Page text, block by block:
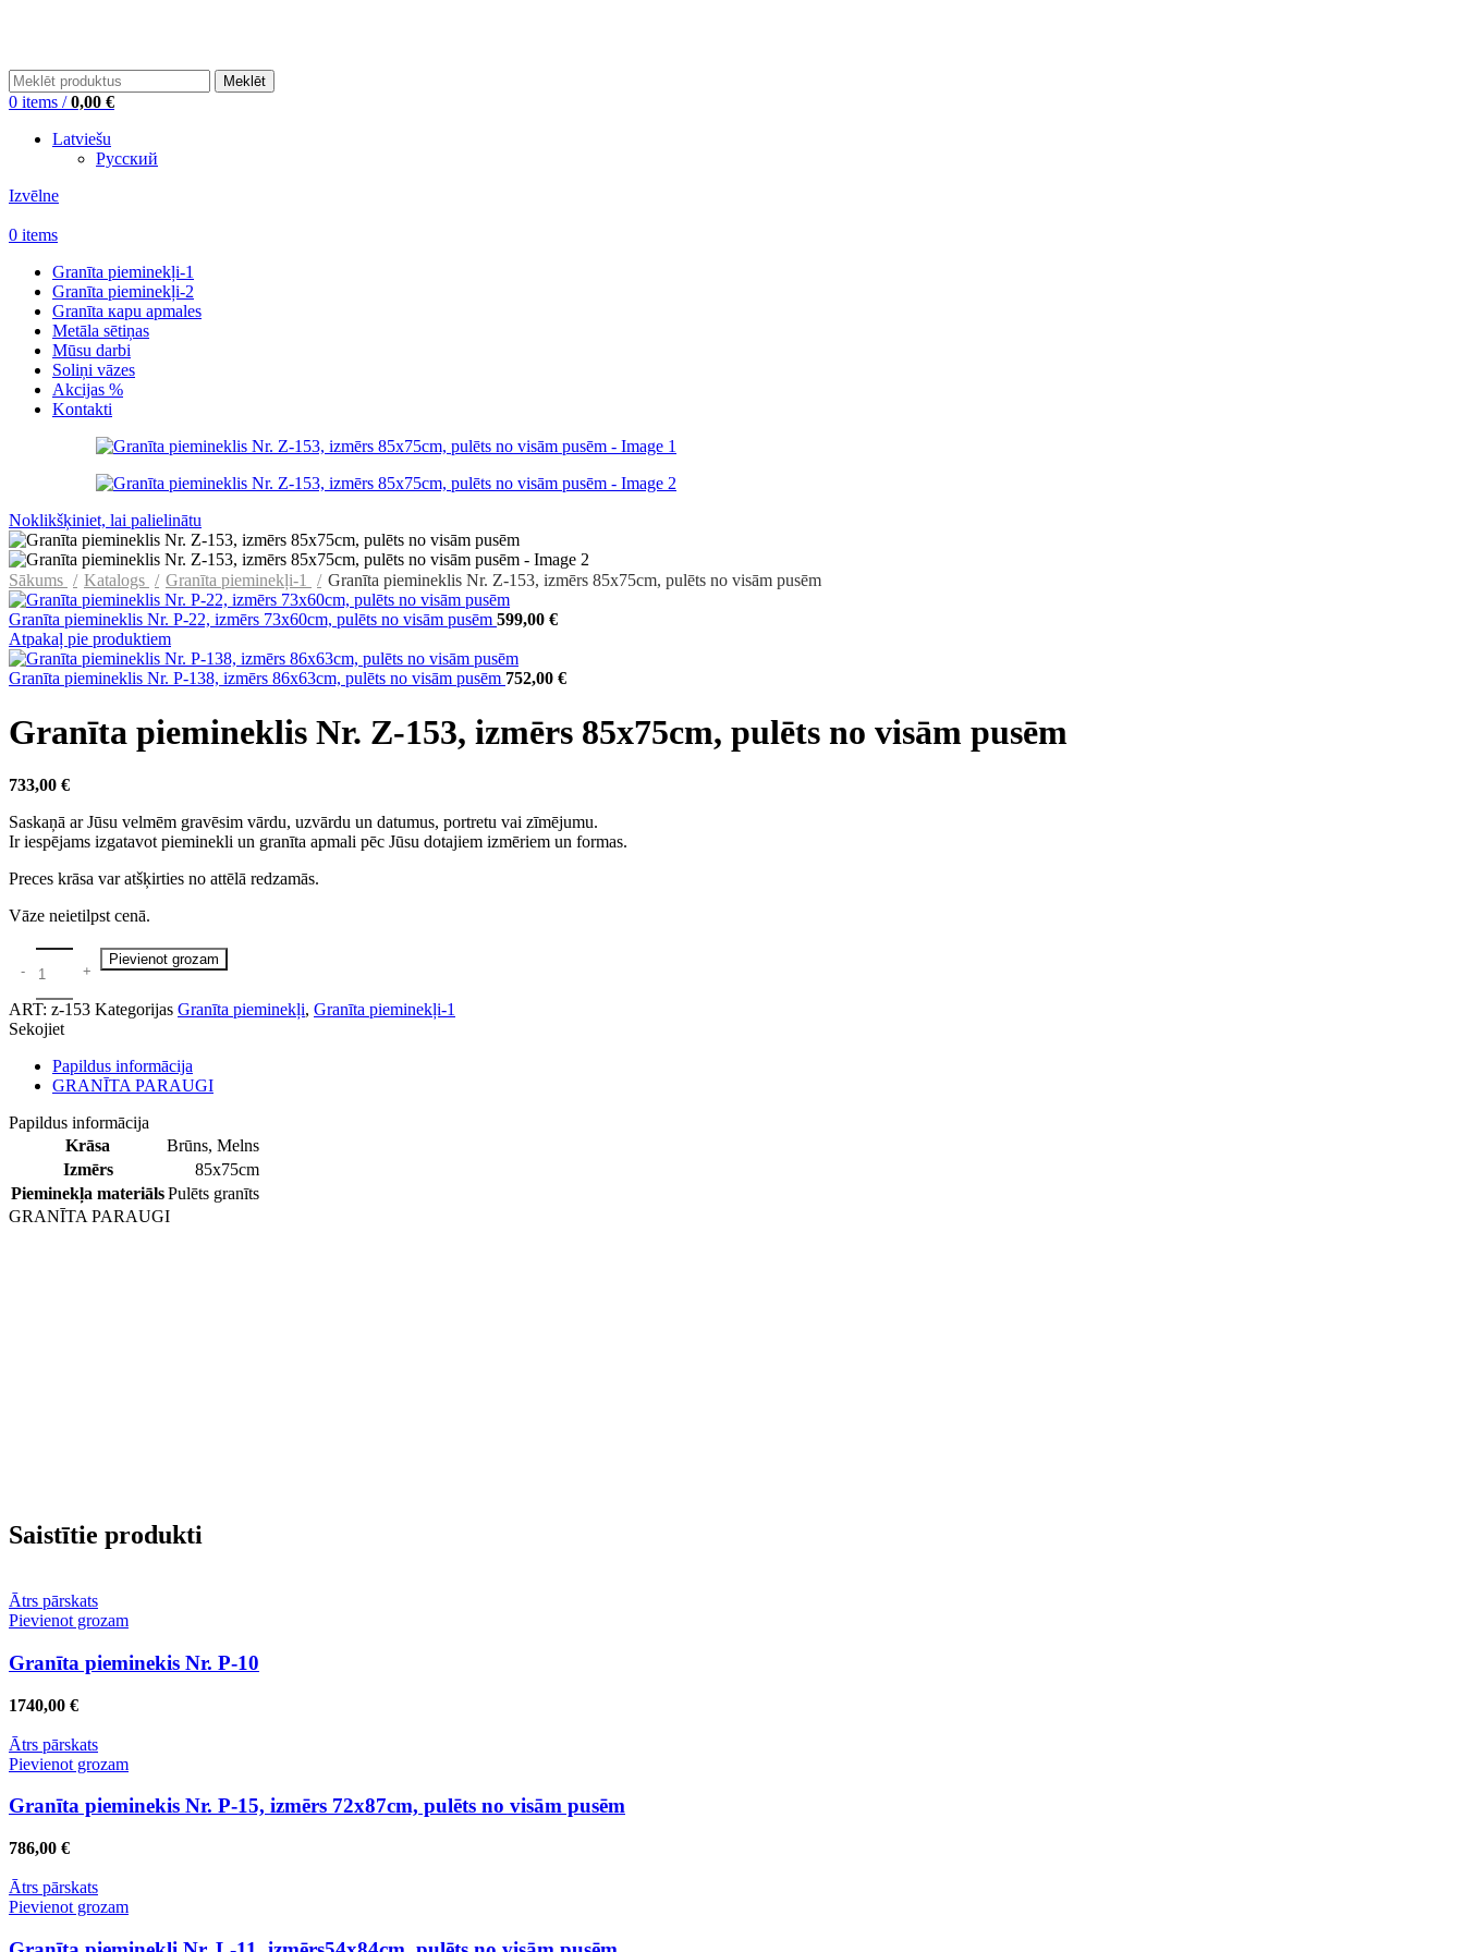
Meklēt
0 items / 0,00 €
Latviešu
Русский
Izvēlne
0 items
Granīta pieminekļi-1
Granīta pieminekļi-2
Granīta кapu apmales
Metāla sētiņas
Mūsu darbi
Soliņi vāzes
Akcijas %
Kontakti
Noklikšķiniet, lai palielinātu
Sākums Katalogs Granīta pieminekļi-1 Granīta piemineklis Nr. Z-153, izmērs 85x75cm, pulēts no visām pusēm
Granīta piemineklis Nr. P-22, izmērs 73x60cm, pulēts no visām pusēm 599,00 €
Atpakaļ pie produktiem
Granīta piemineklis Nr. P-138, izmērs 86x63cm, pulēts no visām pusēm 752,00 €
Granīta piemineklis Nr. Z-153, izmērs 85x75cm, pulēts no visām pusēm
733,00 €
Saskaņā ar Jūsu velmēm gravēsim vārdu, uzvārdu un datumus, portretu vai zīmējumu.
Ir iespējams izgatavot pieminekli un granīta apmali pēc Jūsu dotajiem izmēriem un formas.
Preces krāsa var atšķirties no attēlā redzamās.
Vāze neietilpst cenā.
Pievienot grozam
ART: z-153 Kategorijas Granīta pieminekļi, Granīta pieminekļi-1
Sekojiet
Papildus informācija
GRANĪTA PARAUGI
Papildus informācija
Krāsa
Brūns, Melns
Izmērs
85x75cm
Pieminekļa materiālsPulēts granīts
GRANĪTA PARAUGI
Saistītie produkti
Ātrs pārskats
Pievienot grozam
Granīta pieminekis Nr. P-10
1740,00 €
Ātrs pārskats
Pievienot grozam
Granīta pieminekis Nr. P-15, izmērs 72x87cm, pulēts no visām pusēm
786,00 €
Ātrs pārskats
Pievienot grozam